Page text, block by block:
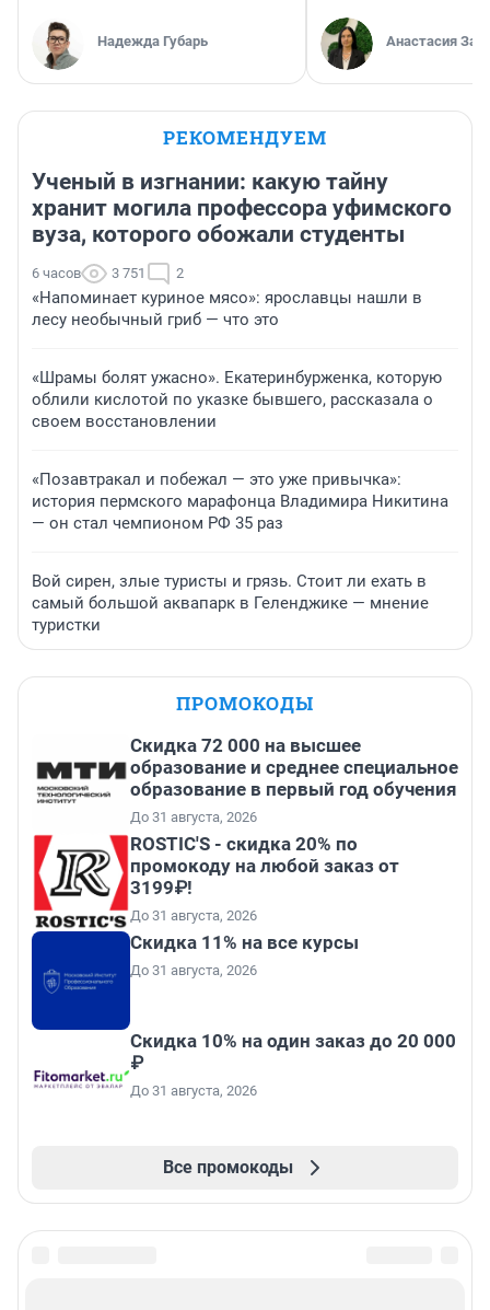
Надежда Губарь Анастасия
РЕКОМЕНДУЕМ
Ученый в изгнании: какую тайну
хранит могила профессора уфимского
вуза, которого обожали студенты
6 часов 3 751 2
«Напоминает куриное мясо»: ярославцы нашли в
лесу необычный гриб — что это
«Шрамы болят ужасно». Екатеринбурженка, которую
облили кислотой по указке бывшего, рассказала о
своем восстановлении
«Позавтракал и побежал — это уже привычка»:
история пермского марафонца Владимира Никитина
— он стал чемпионом РФ 35 раз
Вой сирен, злые туристы и грязь. Стоит ли ехать в
самый большой аквапарк в Геленджике — мнение
туристки
ПРОМОКОДЫ
Скидка 72 000 на высшее
образование и среднее специальное
образование в первый год обучения
До 31 августа, 2026
ROSTIC'S - скидка 20% по
промокоду на любой заказ от
3199₽!
До 31 августа, 2026
Скидка 11% на все курсы
До 31 августа, 2026
Скидка 10% на один заказ до 20 000
₽
До 31 августа, 2026
Все промокоды